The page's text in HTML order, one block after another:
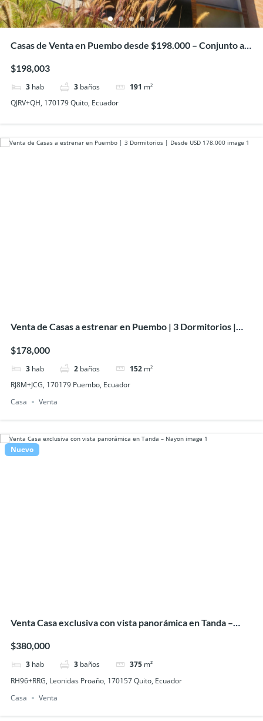
Casas de Venta en Puembo desde $198.000 – Conjunto a
$198,003
3 hab 3 baños 191 m²
QJRV+QH, 170179 Quito, Ecuador
Venta de Casas a estrenar en Puembo | 3 Dormitorios |
$178,000
3 hab 2 baños 152 m²
RJ8M+JCG, 170179 Puembo, Ecuador
Casa
Venta
Nuevo
Venta Casa exclusiva con vista panorámica en Tanda –
$380,000
3 hab 3 baños 375 m²
RH96+RRG, Leonidas Proaño, 170157 Quito, Ecuador
Casa
Venta